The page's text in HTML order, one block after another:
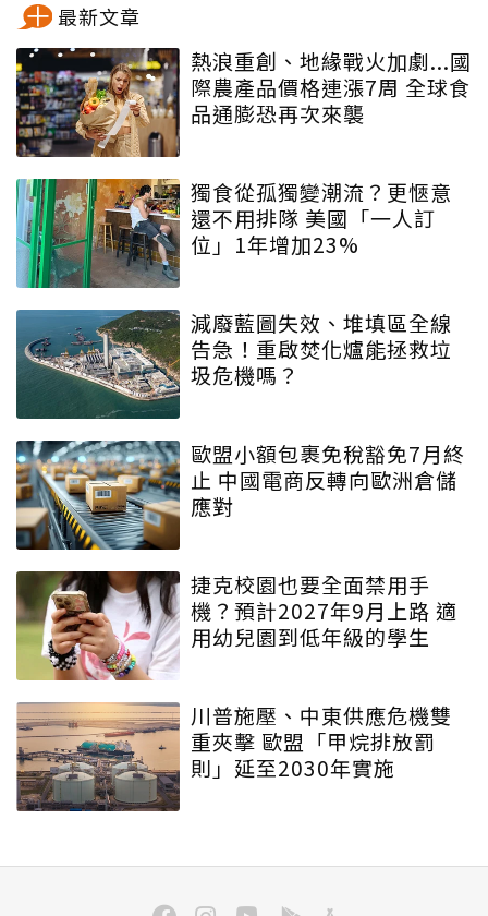
最新文章
熱浪重創、地緣戰火加劇...國
際農產品價格連漲7周 全球食
品通膨恐再次來襲
獨食從孤獨變潮流？更愜意
還不用排隊 美國「一人訂
位」1年增加23%
減廢藍圖失效、堆填區全線
告急！重啟焚化爐能拯救垃
圾危機嗎？
歐盟小額包裹免稅豁免7月終
止 中國電商反轉向歐洲倉儲
應對
捷克校園也要全面禁用手
機？預計2027年9月上路 適
用幼兒園到低年級的學生
川普施壓、中東供應危機雙
重夾擊 歐盟「甲烷排放罰
則」延至2030年實施